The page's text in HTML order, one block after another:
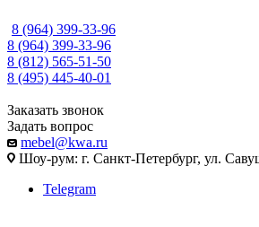
8 (964) 399-33-96
8 (964) 399-33-96
8 (812) 565-51-50
8 (495) 445-40-01
Заказать звонок
Задать вопрос
mebel@kwa.ru
Шоу-рум: г. Санкт-Петербург, ул.
Telegram